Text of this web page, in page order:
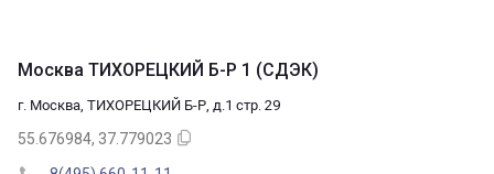
Москва ТИХОРЕЦКИЙ Б-Р 1 (СДЭК)
г. Москва, ТИХОРЕЦКИЙ Б-Р, д.1 стр. 29
55.676984, 37.779023